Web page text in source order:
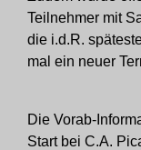
Teilnehmer mit
die i.d.R.
mal ein neuer
Die Vorab-
Start bei C.A.